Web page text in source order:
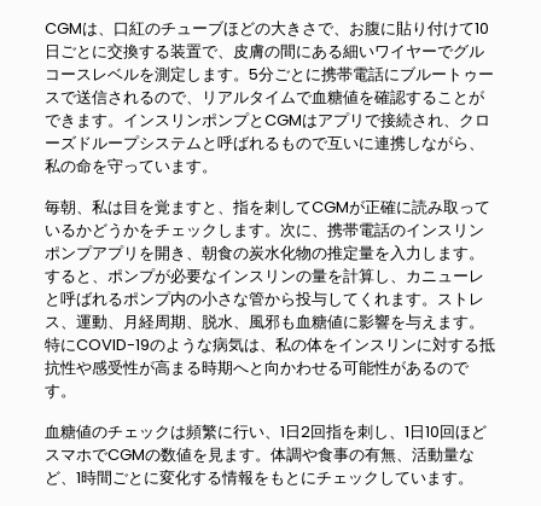
CGMは、口紅のチューブほどの大きさで、お腹に貼り付けて10
日ごとに交換する装置で、皮膚の間にある細いワイヤーでグル
コースレベルを測定します。5分ごとに携帯電話にブルートゥー
スで送信されるので、リアルタイムで血糖値を確認することが
できます。インスリンポンプとCGMはアプリで接続され、クロ
ーズドループシステムと呼ばれるもので互いに連携しながら、
私の命を守っています。
毎朝、私は目を覚ますと、指を刺してCGMが正確に読み取って
いるかどうかをチェックします。次に、携帯電話のインスリン
ポンプアプリを開き、朝食の炭水化物の推定量を入力します。
すると、ポンプが必要なインスリンの量を計算し、カニューレ
と呼ばれるポンプ内の小さな管から投与してくれます。ストレ
ス、運動、月経周期、脱水、風邪も血糖値に影響を与えます。
特にCOVID-19のような病気は、私の体をインスリンに対する抵
抗性や感受性が高まる時期へと向かわせる可能性があるので
す。
血糖値のチェックは頻繁に行い、1日2回指を刺し、1日10回ほど
スマホでCGMの数値を見ます。体調や食事の有無、活動量な
ど、1時間ごとに変化する情報をもとにチェックしています。